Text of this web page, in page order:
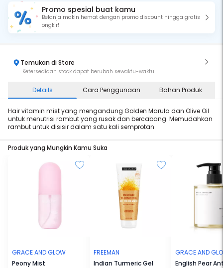
Promo spesial buat kamu
Belanja makin hemat dengan promo discount hingga gratis
ongkir!
Temukan di Store
Ketersediaan stock dapat berubah sewaktu-waktu
Details Cara Penggunaan Bahan Produk
Hair vitamin mist yang mengandung Golden Marula dan Olive Oil
untuk menutrisi rambut yang rusak dan bercabang. Memudahkan
rambut untuk disisir dalam satu kali semprotan
Produk yang Mungkin Kamu Suka
GRACE AND GLOW
Peony Mist
FREEMAN
Indian Turmeric Gel
GRACE AND
English Pear